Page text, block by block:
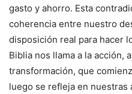
gasto y ahorro. Esta
coherencia entre nuestro
disposición real para hacer
Biblia nos llama a la acción,
transformación, que
luego se refleja en nuestras